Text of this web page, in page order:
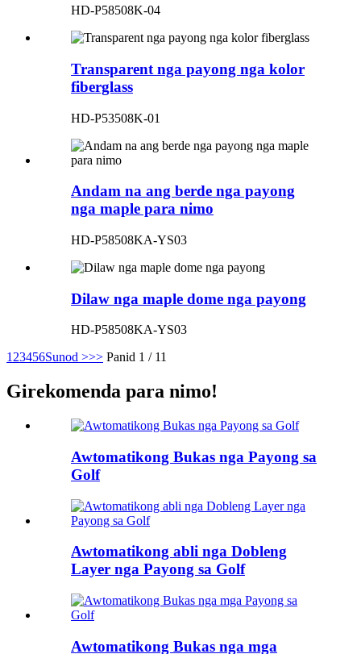
HD-P58508K-04
Transparent nga payong nga kolor
fiberglass
HD-P53508K-01
Andam na ang berde nga payong
nga maple para nimo
HD-P58508KA-YS03
Dilaw nga maple dome nga payong
HD-P58508KA-YS03
1 23456Sunod >>> Panid 1 / 11
Girekomenda para nimo!
Awtomatikong Bukas nga Payong sa
Golf
Awtomatikong abli nga Dobleng
Layer nga Payong sa Golf
Awtomatikong Bukas nga mga